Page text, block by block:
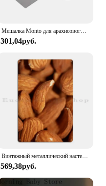
Мешалка Monto для арахисового масла со скребком, инструмент для смешивания миндального масла, Многофункциональный кухонный инструмент для смешивания масла и джема
301,04руб.
Винтажный металлический настенный знак с изображением сухофруктов и миндаля, идеально подходит для домашнего декора, мужская пещера, кинотеатр, клубный бар, ретро, жестяной постер, искусство
569,38руб.